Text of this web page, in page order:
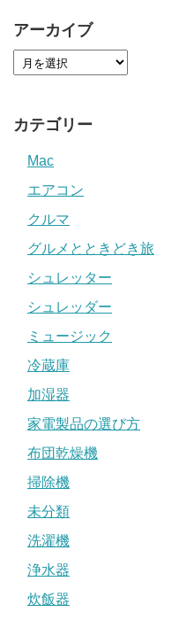
アーカイブ
カテゴリー
Mac
エアコン
クルマ
グルメとときどき旅
シュレッター
シュレッダー
ミュージック
冷蔵庫
加湿器
家電製品の選び方
布団乾燥機
掃除機
未分類
洗濯機
浄水器
炊飯器